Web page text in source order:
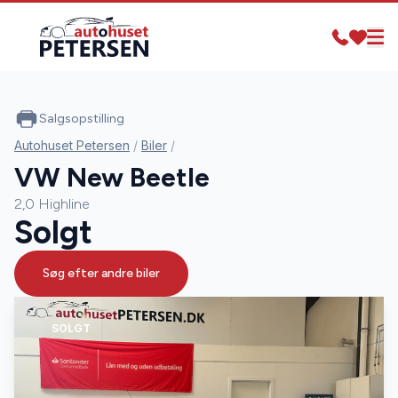
SOLGT
Salgsopstilling
Autohuset Petersen / Biler /
VW New Beetle
2,0 Highline
Solgt
Søg efter andre biler